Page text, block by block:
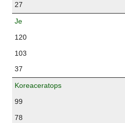
27
Je
120
103
37
Koreaceratops
99
78